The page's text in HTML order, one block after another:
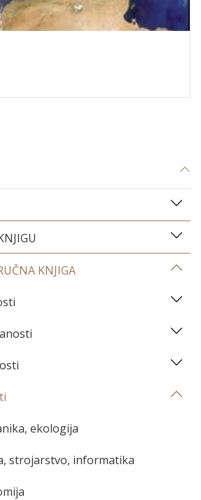
KNJIGA
ekologija
strojarstvo, informatika